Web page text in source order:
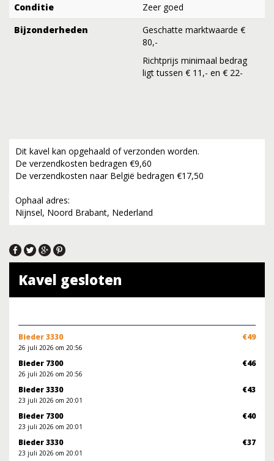
Conditie
Zeer goed
Bijzonderheden
Geschatte marktwaarde €
80,-
Richtprijs minimaal bedrag
ligt tussen € 11,- en € 22-
Dit kavel kan opgehaald of verzonden worden.
De verzendkosten bedragen €9,60
De verzendkosten naar België bedragen €17,50
Ophaal adres:
Nijnsel, Noord Brabant, Nederland
Kavel gesloten
Bieder 3330 €49
26 juli 2026 om 20:56
Bieder 7300 €46
26 juli 2026 om 20:56
Bieder 3330 €43
23 juli 2026 om 20:01
Bieder 7300 €40
23 juli 2026 om 20:01
Bieder 3330 €37
23 juli 2026 om 20:01